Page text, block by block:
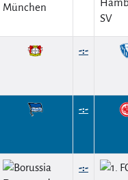
-:-
-:-
-:-